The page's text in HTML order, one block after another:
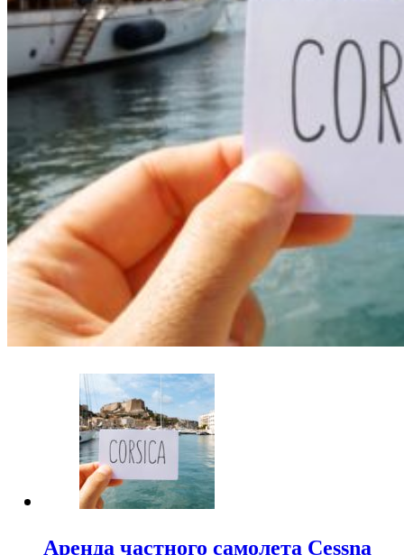
Аренда частного самолета Cessna